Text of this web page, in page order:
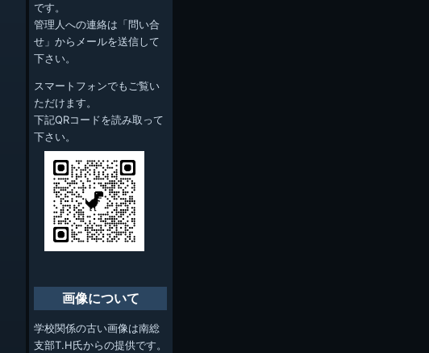
です。
管理人への連絡は「問い合
せ」からメールを送信して
下さい。
スマートフォンでもご覧い
ただけます。
下記QRコードを読み取って
下さい。
画像について
学校関係の古い画像は南総
支部T.H氏からの提供です。